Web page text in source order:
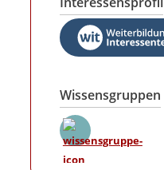
Wissensgruppen